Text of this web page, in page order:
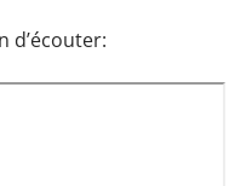
d’écouter: